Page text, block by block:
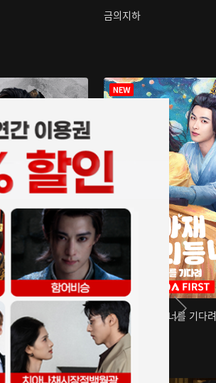
금의지하
아재저리등니 : 너를 기다려